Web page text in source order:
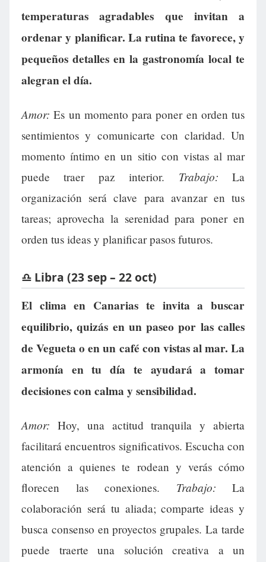
temperaturas agradables que invitan a
ordenar y planificar. La rutina te favorece, y
pequeños detalles en la gastronomía local te
alegran el día.
Amor: Es un momento para poner en orden tus
sentimientos y comunicarte con claridad. Un
momento íntimo en un sitio con vistas al mar
puede traer paz interior. Trabajo: La
organización será clave para avanzar en tus
tareas; aprovecha la serenidad para poner en
orden tus ideas y planificar pasos futuros.
♎ Libra (23 sep – 22 oct)
El clima en Canarias te invita a buscar
equilibrio, quizás en un paseo por las calles
de Vegueta o en un café con vistas al mar. La
armonía en tu día te ayudará a tomar
decisiones con calma y sensibilidad.
Amor: Hoy, una actitud tranquila y abierta
facilitará encuentros significativos. Escucha con
atención a quienes te rodean y verás cómo
florecen las conexiones. Trabajo: La
colaboración será tu aliada; comparte ideas y
busca consenso en proyectos grupales. La tarde
puede traerte una solución creativa a un